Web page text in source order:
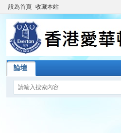
設為首頁 收藏本站
論壇